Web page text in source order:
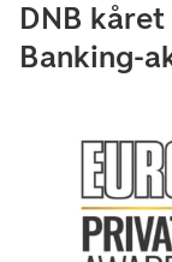
DNB
Banking-